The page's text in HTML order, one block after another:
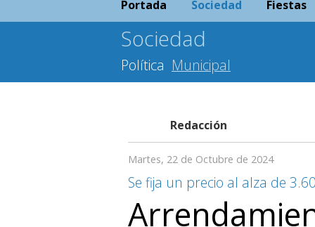
Portada Sociedad Fiestas
Sociedad
Política Municipal
Redacción
Martes, 22 de Octubre de 2024
Se fija un precio al alza de